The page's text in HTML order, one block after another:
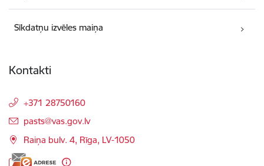
Sīkdatņu izvēles maiņa
Kontakti
+371 28750160
E-pasts:
pasts@vas.gov.lv
Raiņa bulv. 4, Rīga, LV-1050